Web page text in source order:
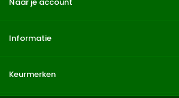
Naar je account
Informatie
Keurmerken